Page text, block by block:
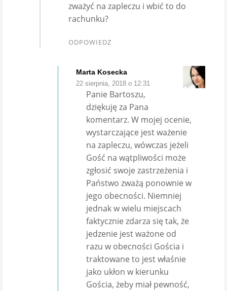
zważyć na zapleczu i wbić to do
rachunku?
ODPOWIEDZ
Marta Kosecka
22 sierpnia, 2018 o 12:31
Panie Bartoszu,
dziękuję za Pana
komentarz. W mojej ocenie,
wystarczające jest ważenie
na zapleczu, wówczas jeżeli
Gość na wątpliwości może
zgłosić swoje zastrzeżenia i
Państwo zważą ponownie w
jego obecności. Niemniej
jednak w wielu miejscach
faktycznie zdarza się tak, że
jedzenie jest ważone od
razu w obecności Gościa i
traktowane to jest właśnie
jako ukłon w kierunku
Gościa, żeby miał pewność,